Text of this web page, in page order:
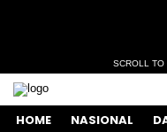
SCROLL TO
HOME NASIONAL